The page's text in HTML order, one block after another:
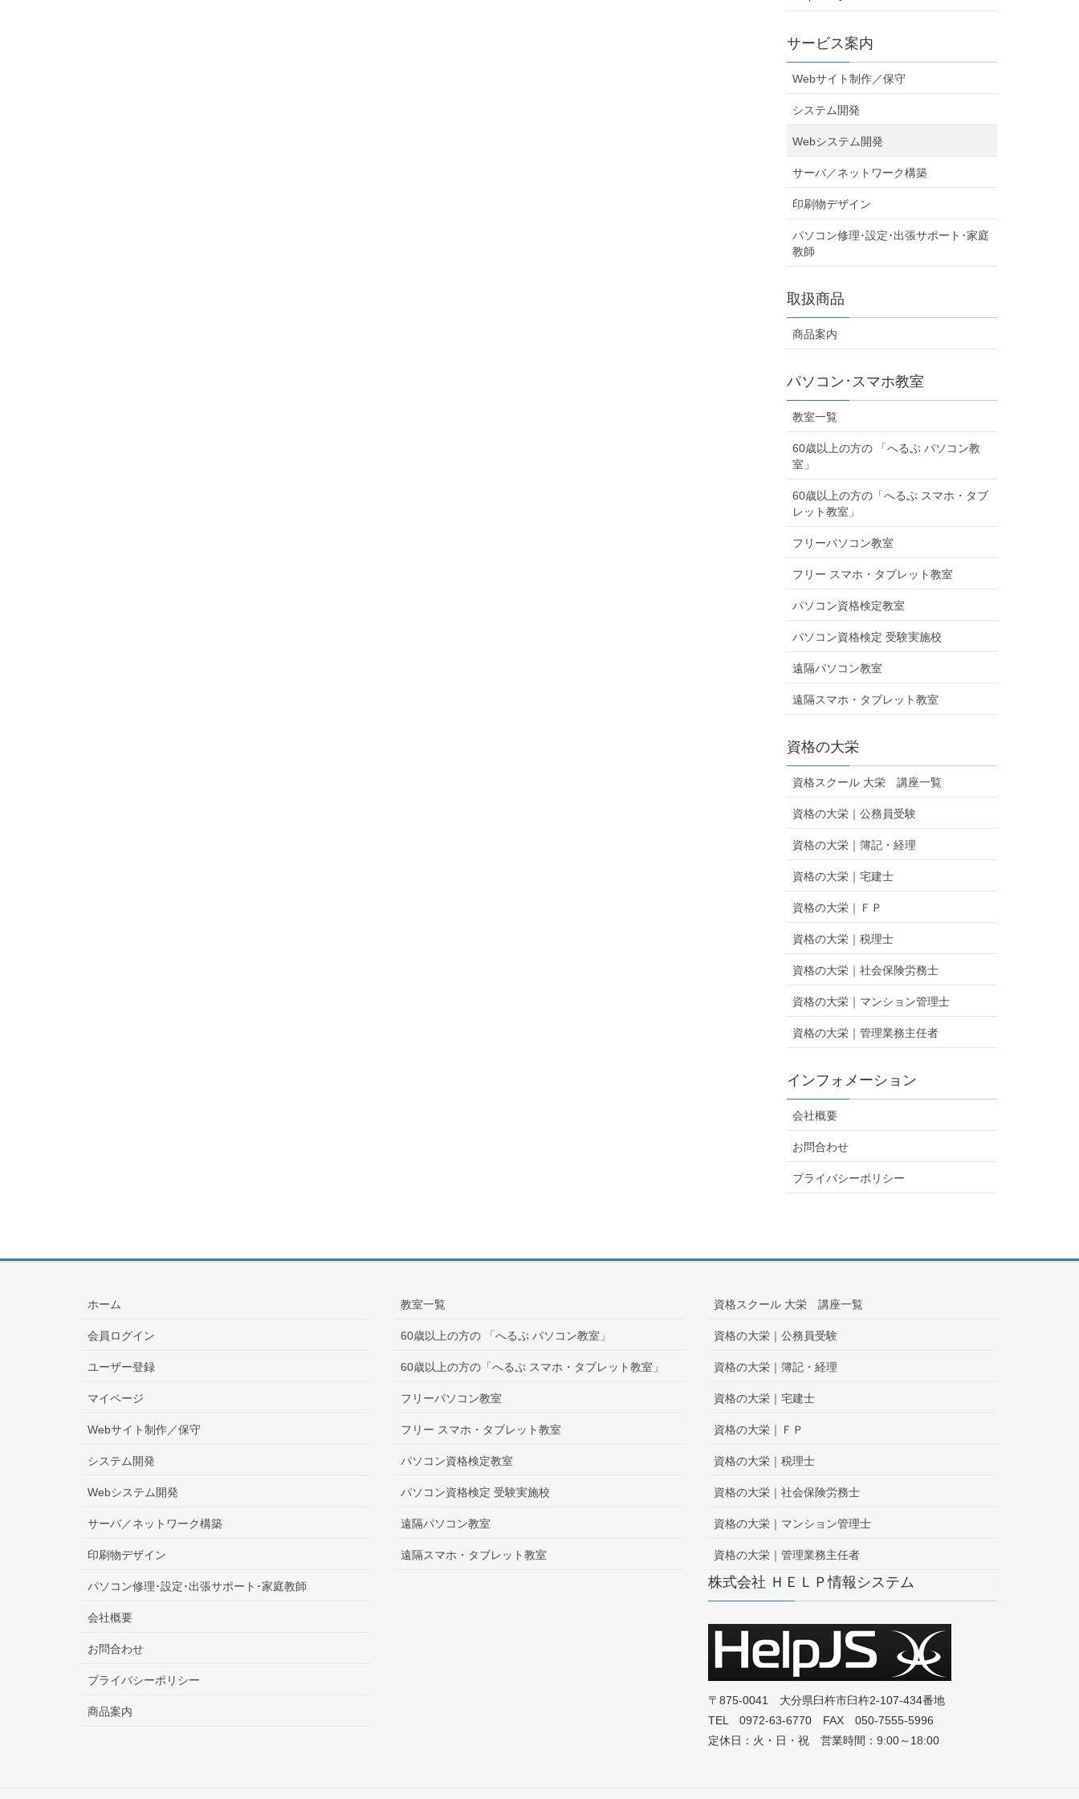
サービス案内
Webサイト制作／保守
システム開発
Webシステム開発
サーバ／ネットワーク構築
印刷物デザイン
パソコン修理･設定･出張サポート･家庭
教師
取扱商品
商品案内
パソコン･スマホ教室
教室一覧
60歳以上の方の 「へるぷ パソコン教
室」
60歳以上の方の「へるぷ スマホ・タブ
レット教室」
フリーパソコン教室
フリー スマホ・タブレット教室
パソコン資格検定教室
パソコン資格検定 受験実施校
遠隔パソコン教室
遠隔スマホ・タブレット教室
資格の大栄
資格スクール 大栄 講座一覧
資格の大栄｜公務員受験
資格の大栄｜簿記・経理
資格の大栄｜宅建士
資格の大栄｜ＦＰ
資格の大栄｜税理士
資格の大栄｜社会保険労務士
資格の大栄｜マンション管理士
資格の大栄｜管理業務主任者
インフォメーション
会社概要
お問合わせ
プライバシーポリシー
ホーム
会員ログイン
ユーザー登録
マイページ
Webサイト制作／保守
システム開発
Webシステム開発
サーバ／ネットワーク構築
印刷物デザイン
パソコン修理･設定･出張サポート･家庭教師
会社概要
お問合わせ
プライバシーポリシー
商品案内
教室一覧
60歳以上の方の 「へるぷ パソコン教室」
60歳以上の方の「へるぷ スマホ・タブレット教室」
フリーパソコン教室
フリー スマホ・タブレット教室
パソコン資格検定教室
パソコン資格検定 受験実施校
遠隔パソコン教室
遠隔スマホ・タブレット教室
資格スクール 大栄 講座一覧
資格の大栄｜公務員受験
資格の大栄｜簿記・経理
資格の大栄｜宅建士
資格の大栄｜ＦＰ
資格の大栄｜税理士
資格の大栄｜社会保険労務士
資格の大栄｜マンション管理士
資格の大栄｜管理業務主任者
株式会社 ＨＥＬＰ情報システム
〒875-0041 大分県臼杵市臼杵2-107-434番地
TEL 0972-63-6770 FAX 050-7555-5996
定休日：火・日・祝 営業時間：9:00～18:00